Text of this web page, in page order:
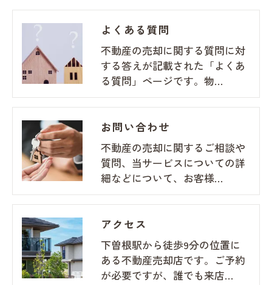
よくある質問
不動産の売却に関する質問に対
する答えが記載された「よくあ
る質問」ページです。物…
お問い合わせ
不動産の売却に関するご相談や
質問、当サービスについての詳
細などについて、お客様…
アクセス
下曽根駅から徒歩9分の位置に
ある不動産売却店です。ご予約
が必要ですが、誰でも来店…